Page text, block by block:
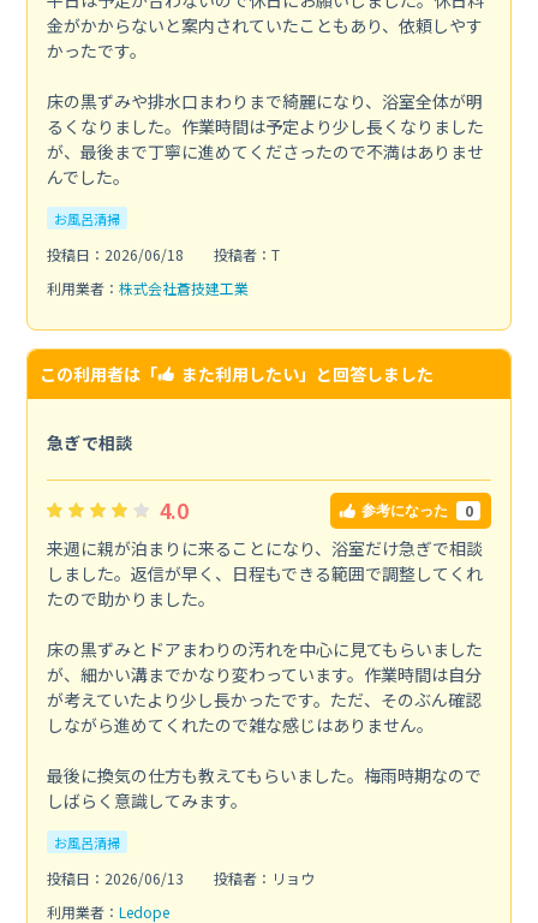
金がかからないと案内されていたこともあり、依頼しやす
かったです。
床の黒ずみや排水口まわりまで綺麗になり、浴室全体が明
るくなりました。作業時間は予定より少し長くなりました
が、最後まで丁寧に進めてくださったので不満はありませ
んでした。
お風呂清掃
投稿日：2026/06/18
投稿者：T
利用業者： 株式会社蒼技建工業
この利用者は「 また利用したい」と回答しました
急ぎで相談
4.0 参考になった 0
来週に親が泊まりに来ることになり、浴室だけ急ぎで相談
しました。返信が早く、日程もできる範囲で調整してくれ
たので助かりました。
床の黒ずみとドアまわりの汚れを中心に見てもらいました
が、細かい溝までかなり変わっています。作業時間は自分
が考えていたより少し長かったです。ただ、そのぶん確認
しながら進めてくれたので雑な感じはありません。
最後に換気の仕方も教えてもらいました。梅雨時期なので
しばらく意識してみます。
お風呂清掃
投稿日：2026/06/13
投稿者：リョウ
利用業者： Ledope